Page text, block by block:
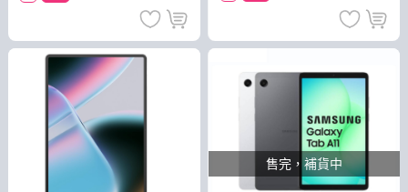
售完，補貨中